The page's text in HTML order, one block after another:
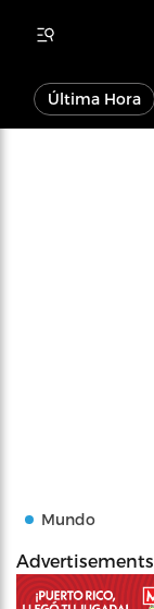
Última Hora
Mundo
Advertisements